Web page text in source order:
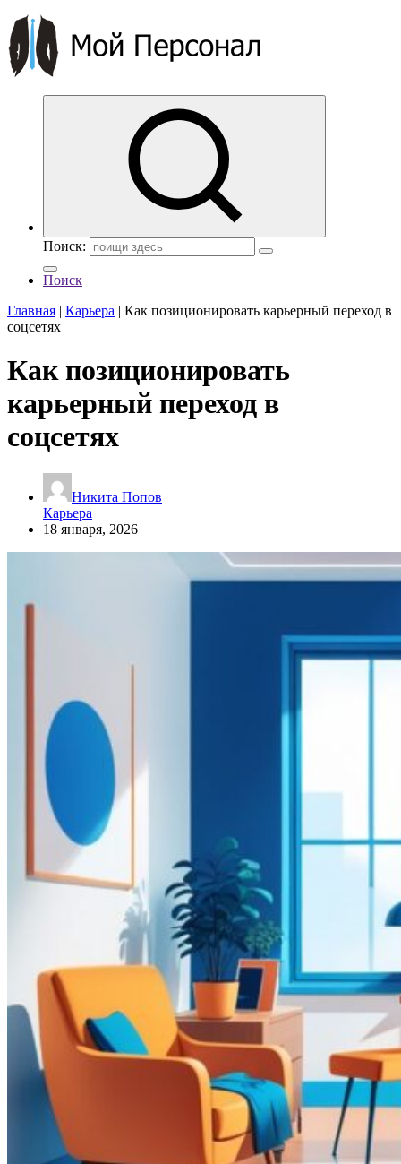
Поиск:
Поиск
Главная | Карьера | Как позиционировать карьерный переход в
соцсетях
Как позиционировать
карьерный переход в
соцсетях
Никита Попов
Карьера
18 января, 2026